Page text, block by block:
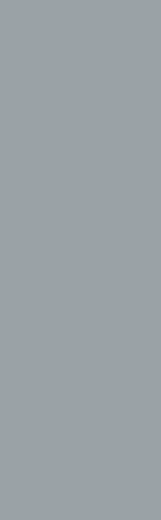
juristische
Stelle,
über die
von
Sind die
durch das
Kriterien
oder